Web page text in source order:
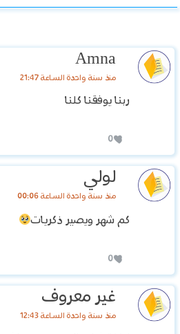
Amna
منذ سنة واحدة الساعة 21:47
ربنا يوفقنا كلنا
0
لولي
منذ سنة واحدة الساعة 00:06
كم شهر ويصير ذكريات
0
غير معروف
منذ سنة واحدة الساعة 12:43